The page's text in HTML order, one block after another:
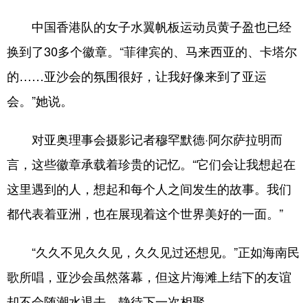
中国香港队的女子水翼帆板运动员黄子盈也已经
换到了30多个徽章。“菲律宾的、马来西亚的、卡塔尔
的……亚沙会的氛围很好，让我好像来到了亚运
会。”她说。
对亚奥理事会摄影记者穆罕默德·阿尔萨拉明而
言，这些徽章承载着珍贵的记忆。“它们会让我想起在
这里遇到的人，想起和每个人之间发生的故事。我们
都代表着亚洲，也在展现着这个世界美好的一面。”
“久久不见久久见，久久见过还想见。”正如海南民
歌所唱，亚沙会虽然落幕，但这片海滩上结下的友谊